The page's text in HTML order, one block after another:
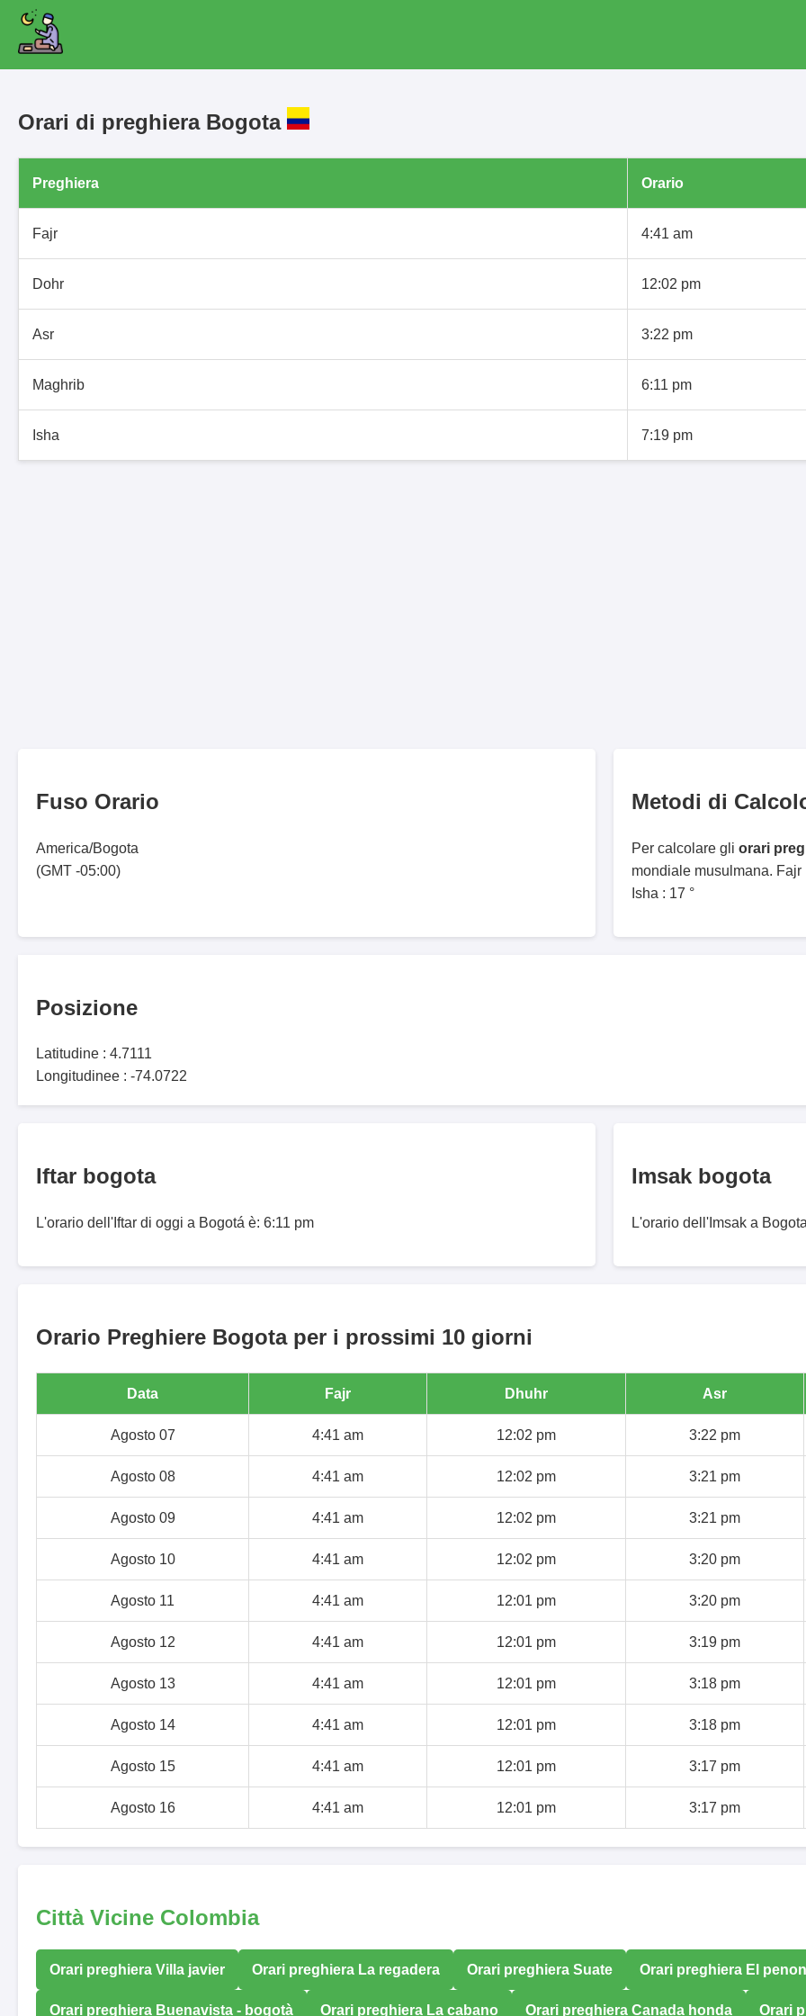
Orari di preghiera Bogota
Preghiera Orario
Fajr 4:41 am
Dohr 12:02 pm
Asr 3:22 pm
Maghrib 6:11 pm
Isha 7:19 pm
Fuso Orario
America/Bogota
(GMT -05:00)
Metodi di
Per calcolare gli orari
mondiale musulmana. Fajr
Isha : 17 °
Posizione
Latitudine : 4.7111
Longitudinee : -74.0722
Iftar bogota
L'orario dell'Iftar di oggi a Bogotá è: 6:11 pm
Imsak bogota
L'orario dell'Imsak a
Orario Preghiere Bogota per i prossimi 10 giorni
Data Fajr Dhuhr Asr
Agosto 07 4:41 am 12:02 pm 3:22 pm
Agosto 08 4:41 am 12:02 pm 3:21 pm
Agosto 09 4:41 am 12:02 pm 3:21 pm
Agosto 10 4:41 am 12:02 pm 3:20 pm
Agosto 11 4:41 am 12:01 pm 3:20 pm
Agosto 12 4:41 am 12:01 pm 3:19 pm
Agosto 13 4:41 am 12:01 pm 3:18 pm
Agosto 14 4:41 am 12:01 pm 3:18 pm
Agosto 15 4:41 am 12:01 pm 3:17 pm
Agosto 16 4:41 am 12:01 pm 3:17 pm
Città Vicine Colombia
Orari preghiera Villa javier Orari preghiera La regadera Orari preghiera Suate Orari preghiera El
Orari preghiera Buenavista - bogotà Orari preghiera La cabano Orari preghiera Canada honda Orari